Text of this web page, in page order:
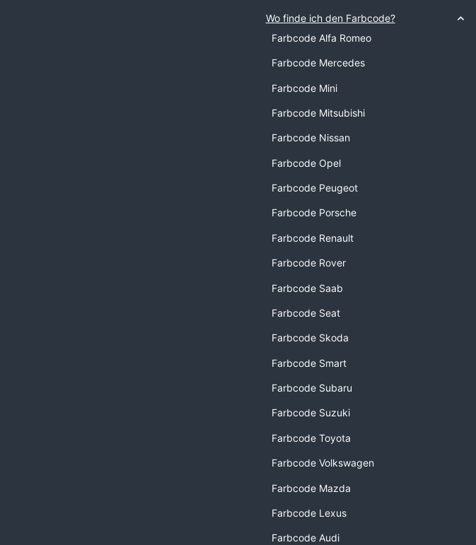
Wo finde ich den Farbcode?
Farbcode Alfa Romeo
Farbcode Mercedes
Farbcode Mini
Farbcode Mitsubishi
Farbcode Nissan
Farbcode Opel
Farbcode Peugeot
Farbcode Porsche
Farbcode Renault
Farbcode Rover
Farbcode Saab
Farbcode Seat
Farbcode Skoda
Farbcode Smart
Farbcode Subaru
Farbcode Suzuki
Farbcode Toyota
Farbcode Volkswagen
Farbcode Mazda
Farbcode Lexus
Farbcode Audi